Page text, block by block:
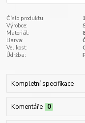
Číslo produktu:
Výrobce:
Materiál:
Barva:
Velikost:
Údržba:
Kompletní specifikace
Komentáře 0